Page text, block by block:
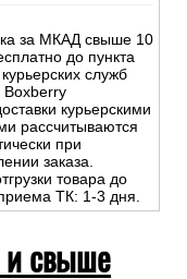
за МКАД свыше 10
до пункта
служб
Boxberry
курьерскими
рассчитываются
при
заказа.
товара до
ТК: 1-3 дня.
и свыше